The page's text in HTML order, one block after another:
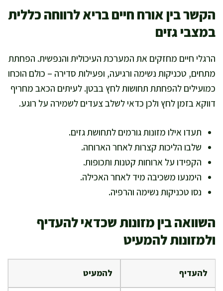
הקשר בין אורח חיים בריא לרווחה כללית
במצבי גזים
הרגלי חיים מחזקים את המערכת העיכולית והנפשית. הפחתת
מתחים, טכניקות נשימה ורגיעה, ופעילות סדירה – כולם הוכחו
כמועילים להפחתת תחושות לחץ בבטן. לעיתים הכאב מחריף
דווקא בזמן לחץ ולכן כדאי לשלב צעדים לשמירה על רוגע.
תעדו אילו מזונות גורמים לתחושת גזים.
שלבו הליכות קצרות לאחר הארוחה.
הקפידו על ארוחות קטנות ותכופות.
הימנעו משכיבה מיד לאחר האכילה.
נסו טכניקות נשימה והרפיה.
השוואה בין מזונות שכדאי להעדיף
ולמזונות להמעיט
להעדיף להמעיט